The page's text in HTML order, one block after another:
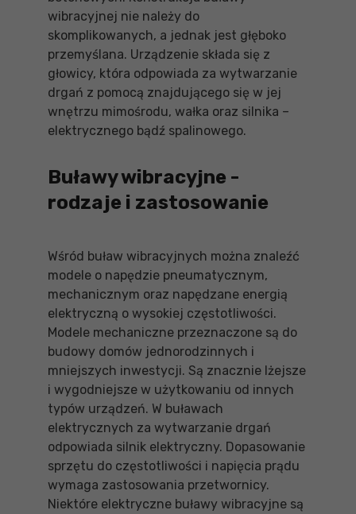
wibracyjnej nie należy do
skomplikowanych, a jednak jest głęboko
przemyślana. Urządzenie składa się z
głowicy, która odpowiada za wytwarzanie
drgań z pomocą znajdującego się w jej
wnętrzu mimośrodu, wałka oraz silnika –
elektrycznego bądź spalinowego.
Buławy wibracyjne -
rodzaje i zastosowanie
Wśród buław wibracyjnych można znaleźć
modele o napędzie pneumatycznym,
mechanicznym oraz napędzane energią
elektryczną o wysokiej częstotliwości.
Modele mechaniczne przeznaczone są do
budowy domów jednorodzinnych i
mniejszych inwestycji. Są znacznie lżejsze
i wygodniejsze w użytkowaniu od innych
typów urządzeń. W buławach
elektrycznych za wytwarzanie drgań
odpowiada silnik elektryczny. Dopasowanie
sprzętu do częstotliwości i napięcia prądu
wymaga zastosowania przetwornicy.
Niektóre elektryczne buławy wibracyjne są